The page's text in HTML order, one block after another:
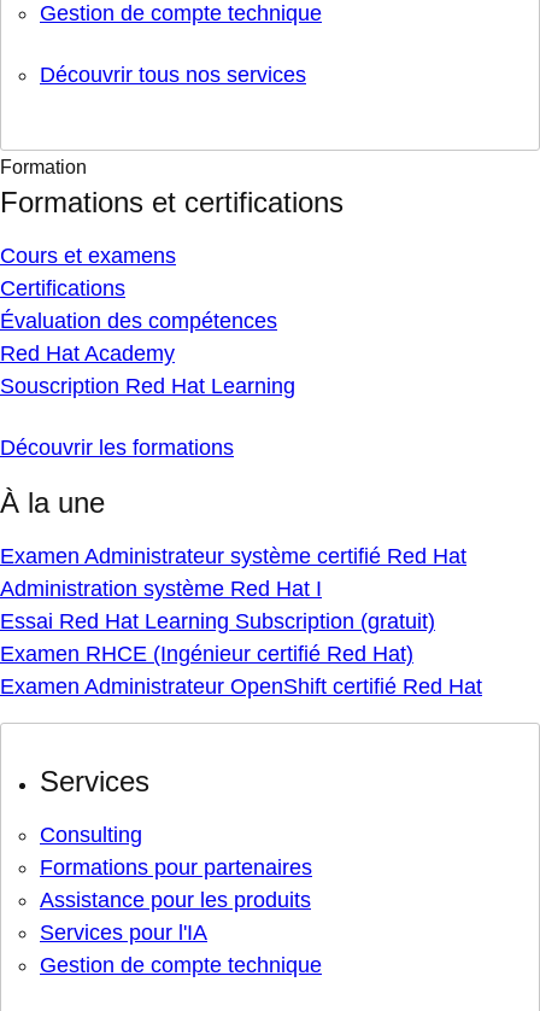
Gestion de compte technique
Découvrir tous nos services
Formation
Formations et certifications
Cours et examens
Certifications
Évaluation des compétences
Red Hat Academy
Souscription Red Hat Learning
Découvrir les formations
À la une
Examen Administrateur système certifié Red Hat
Administration système Red Hat I
Essai Red Hat Learning Subscription (gratuit)
Examen RHCE (Ingénieur certifié Red Hat)
Examen Administrateur OpenShift certifié Red Hat
Services
Consulting
Formations pour partenaires
Assistance pour les produits
Services pour l'IA
Gestion de compte technique